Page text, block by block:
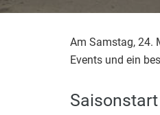
Am Samstag, 24.
Events und ein